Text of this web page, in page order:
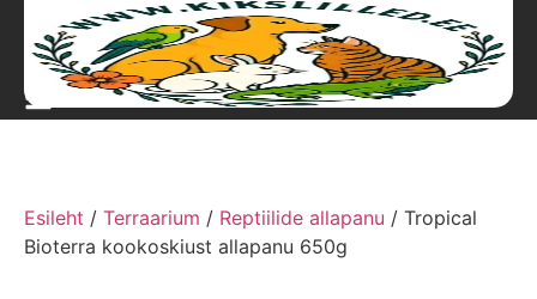
Esileht / Terraarium / Reptiilide allapanu / Tropical
Bioterra kookoskiust allapanu 650g